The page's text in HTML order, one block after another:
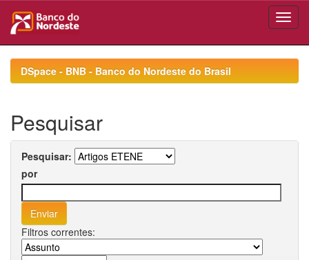
navigationDSpace - BNB - Banco do Nordeste do Brasil
Pesquisar
Pesquisar:
por
Filtros correntes: